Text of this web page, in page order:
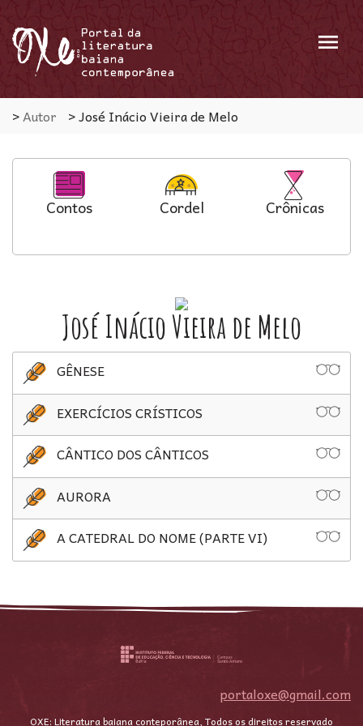
Menu
>Autor >José Inácio Vieira de Melo
Contos Cordel Crônicas
José Inácio Vieira de Melo
GÊNESE
EXERCÍCIOS CRÍSTICOS
CÂNTICO DOS CÂNTICOS
AURORA
A CATEDRAL DO NOME (PARTE VI)
portaloxe@gmail.com
OXE: Literatura baiana conteporânea, Todos os direitos reservado